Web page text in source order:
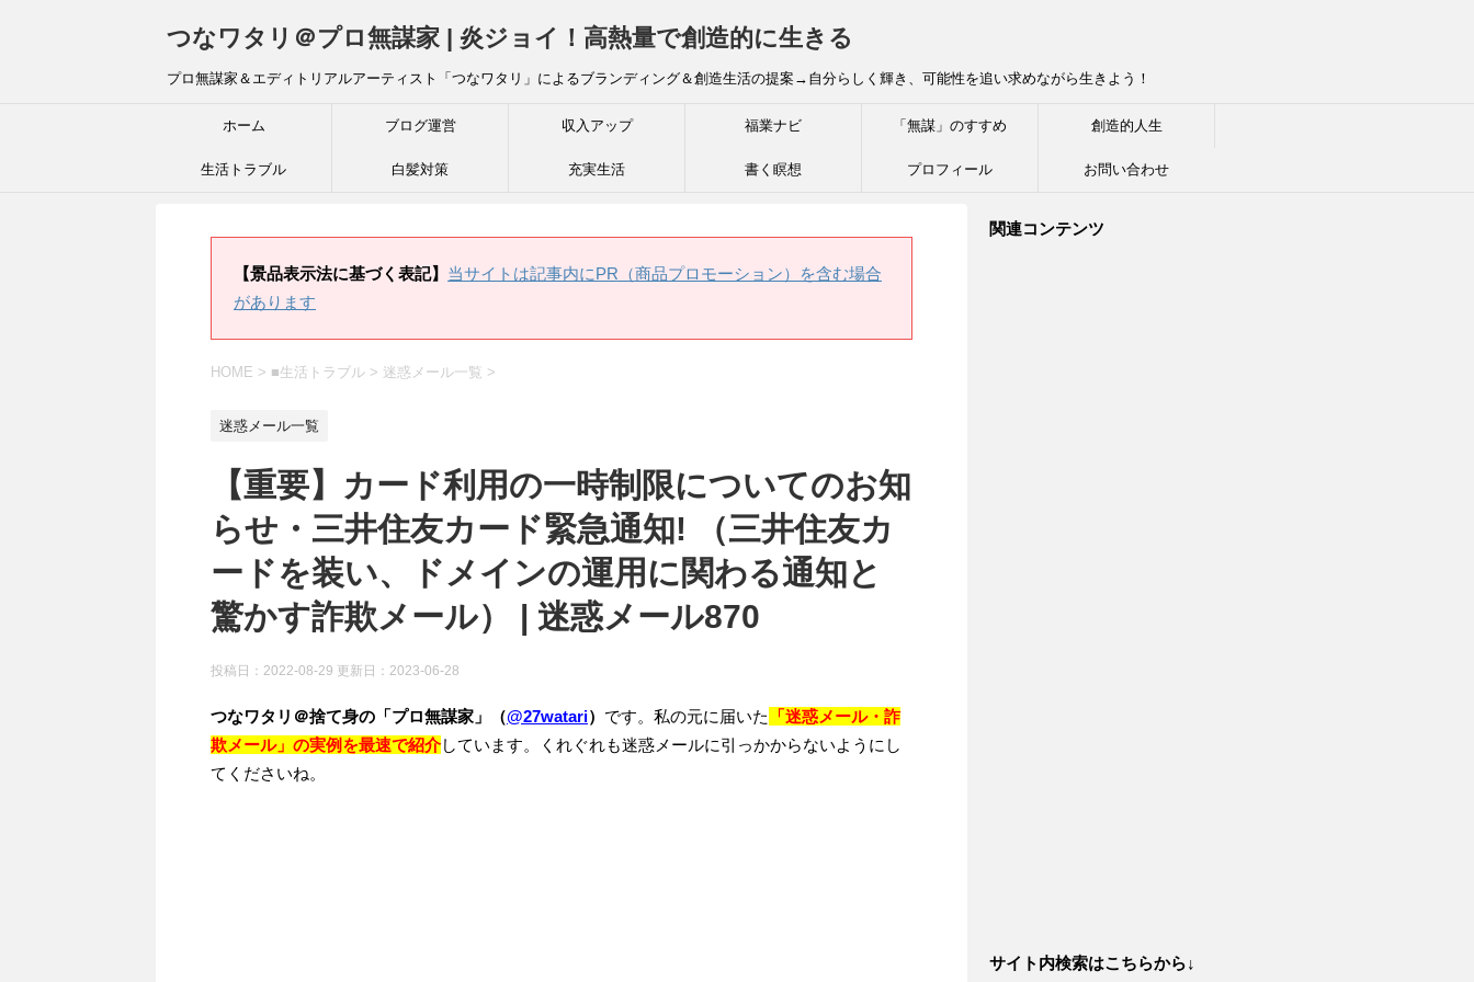
つなワタリ＠プロ無謀家 | 炎ジョイ！高熱量で創造的に生きる
プロ無謀家＆エディトリアルアーティスト「つなワタリ」によるブランディング＆創造生活の提案→自分らしく輝き、可能性を追い求めながら生きよう！
ホーム ブログ運営 収入アップ 福業ナビ 「無謀」のすすめ 創造的人生
生活トラブル 白髪対策 充実生活 書く瞑想 プロフィール お問い合わせ
【景品表示法に基づく表記】 当サイトは記事内にPR（商品プロモーション）を含む場合
があります
HOME > ■生活トラブル > 迷惑メール一覧 >
迷惑メール一覧
【重要】カード利用の一時制限についてのお知
らせ・三井住友カード緊急通知! （三井住友カ
ードを装い、ドメインの運用に関わる通知と
驚かす詐欺メール） | 迷惑メール870
投稿日：2022-08-29 更新日： 2023-06-28
つなワタリ＠捨て身の「プロ無謀家」（@27watari） です。私の元に届いた
「迷惑メール・詐
欺メール」の実例を最速で紹介しています。くれぐれも迷惑メールに引っかからないようにし
てくださいね。
関連コンテンツ
サイト内検索はこちらから↓